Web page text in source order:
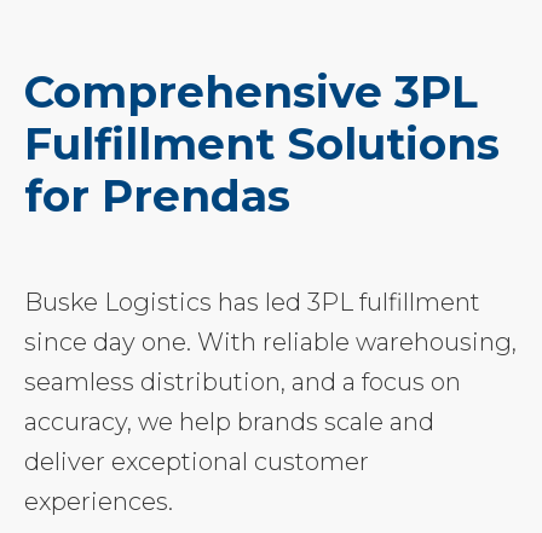
Comprehensive 3PL
Fulfillment Solutions
for Prendas
Buske Logistics has led 3PL fulfillment
since day one. With reliable warehousing,
seamless distribution, and a focus on
accuracy, we help brands scale and
deliver exceptional customer
experiences.